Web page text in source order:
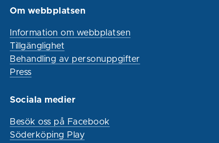
Om webbplatsen
Information om webbplatsen
Tillgänglighet
Behandling av personuppgifter
Press
Sociala medier
Besök oss på Facebook
Söderköping Play